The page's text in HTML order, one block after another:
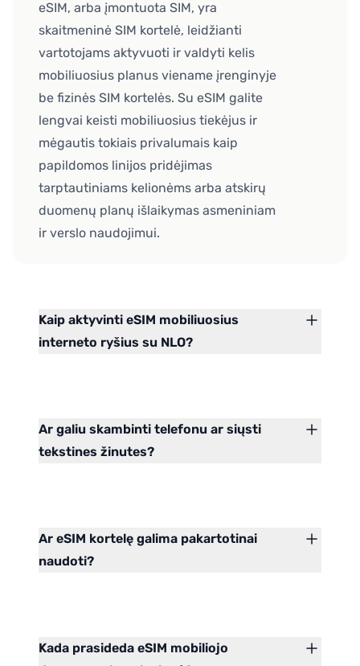
eSIM, arba įmontuota SIM, yra
skaitmeninė SIM kortelė, leidžianti
vartotojams aktyvuoti ir valdyti kelis
mobiliuosius planus viename įrenginyje
be fizinės SIM kortelės. Su eSIM galite
lengvai keisti mobiliuosius tiekėjus ir
mėgautis tokiais privalumais kaip
papildomos linijos pridėjimas
tarptautiniams kelionėms arba atskirų
duomenų planų išlaikymas asmeniniam
ir verslo naudojimui.
Kaip aktyvinti eSIM mobiliuosius
interneto ryšius su NLO?
Ar galiu skambinti telefonu ar siųsti
tekstines žinutes?
Ar eSIM kortelę galima pakartotinai
naudoti?
Kada prasideda eSIM mobiliojo